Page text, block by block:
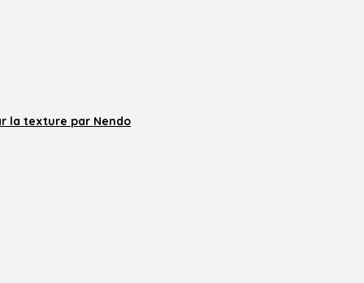
la texture par Nendo